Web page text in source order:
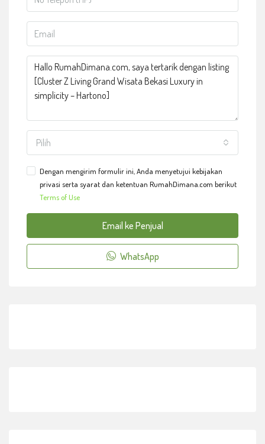
Pilih
Dengan mengirim formulir ini, Anda menyetujui kebijakan
privasi serta syarat dan ketentuan RumahDimana.com berikut
Terms of Use
Email ke Penjual
WhatsApp